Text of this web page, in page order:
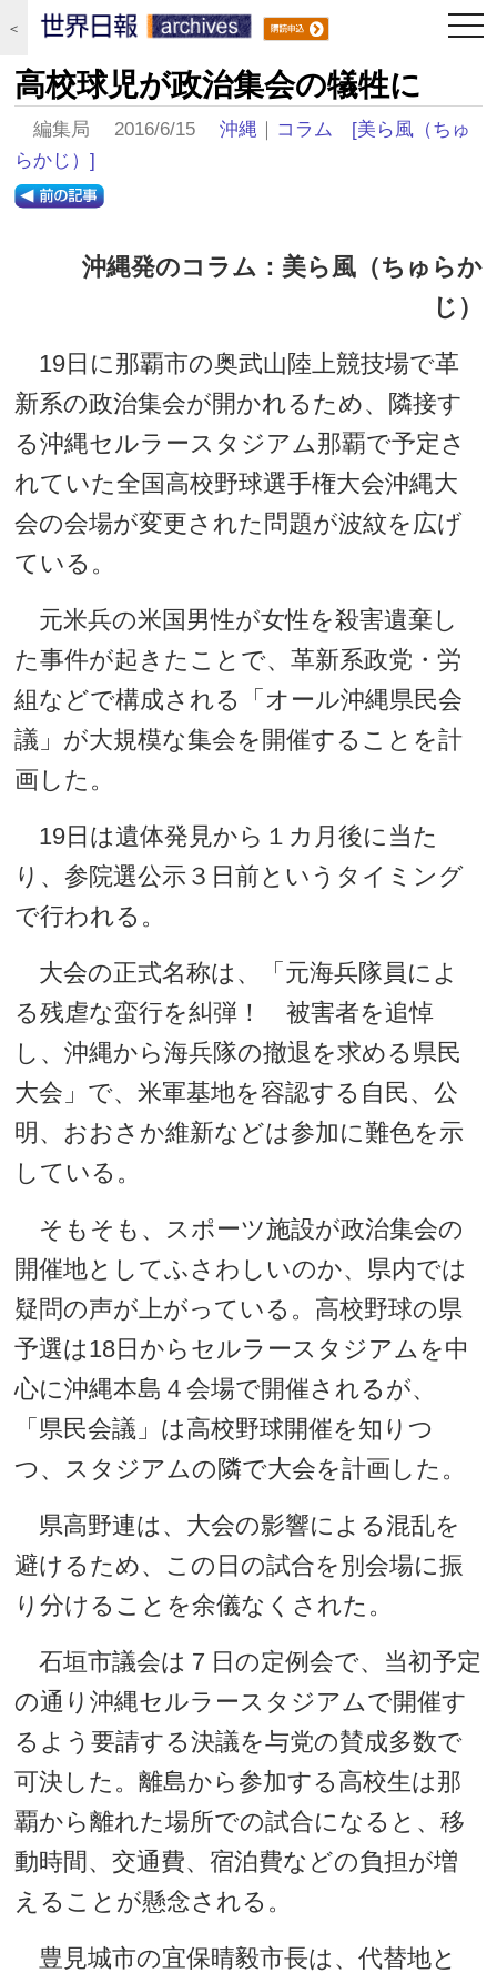
＜
高校球児が政治集会の犠牲に
編集局 2016/6/15沖縄 ｜ コラム
[美ら風（ちゅ
らかじ）]
沖縄発のコラム：美ら風（ちゅらか
じ）
19日に那覇市の奥武山陸上競技場で革
新系の政治集会が開かれるため、隣接す
る沖縄セルラースタジアム那覇で予定さ
れていた全国高校野球選手権大会沖縄大
会の会場が変更された問題が波紋を広げ
ている。
元米兵の米国男性が女性を殺害遺棄し
た事件が起きたことで、革新系政党・労
組などで構成される「オール沖縄県民会
議」が大規模な集会を開催することを計
画した。
19日は遺体発見から１カ月後に当た
り、参院選公示３日前というタイミング
で行われる。
大会の正式名称は、「元海兵隊員によ
る残虐な蛮行を糾弾！ 被害者を追悼
し、沖縄から海兵隊の撤退を求める県民
大会」で、米軍基地を容認する自民、公
明、おおさか維新などは参加に難色を示
している。
そもそも、スポーツ施設が政治集会の
開催地としてふさわしいのか、県内では
疑問の声が上がっている。高校野球の県
予選は18日からセルラースタジアムを中
心に沖縄本島４会場で開催されるが、
「県民会議」は高校野球開催を知りつ
つ、スタジアムの隣で大会を計画した。
県高野連は、大会の影響による混乱を
避けるため、この日の試合を別会場に振
り分けることを余儀なくされた。
石垣市議会は７日の定例会で、当初予定
の通り沖縄セルラースタジアムで開催す
るよう要請する決議を与党の賛成多数で
可決した。離島から参加する高校生は那
覇から離れた場所での試合になると、移
動時間、交通費、宿泊費などの負担が増
えることが懸念される。
豊見城市の宜保晴毅市長は、代替地と